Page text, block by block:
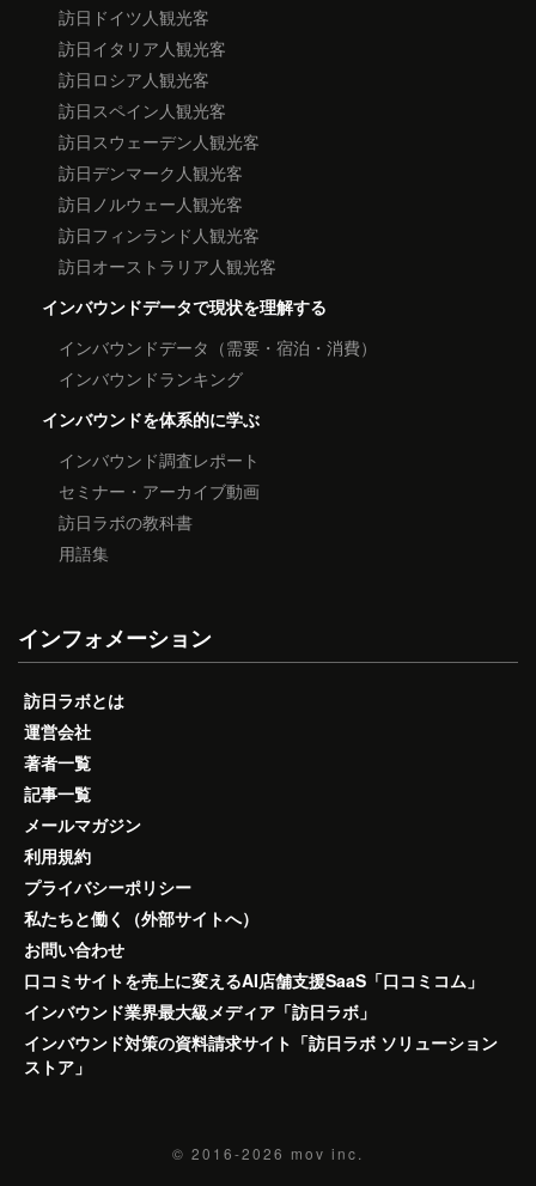
訪日ドイツ人観光客
訪日イタリア人観光客
訪日ロシア人観光客
訪日スペイン人観光客
訪日スウェーデン人観光客
訪日デンマーク人観光客
訪日ノルウェー人観光客
訪日フィンランド人観光客
訪日オーストラリア人観光客
インバウンドデータで現状を理解する
インバウンドデータ（需要・宿泊・消費）
インバウンドランキング
インバウンドを体系的に学ぶ
インバウンド調査レポート
セミナー・アーカイブ動画
訪日ラボの教科書
用語集
インフォメーション
訪日ラボとは
運営会社
著者一覧
記事一覧
メールマガジン
利用規約
プライバシーポリシー
私たちと働く（外部サイトへ）
お問い合わせ
口コミサイトを売上に変えるAI店舗支援SaaS「口コミコム」
インバウンド業界最大級メディア「訪日ラボ」
インバウンド対策の資料請求サイト「訪日ラボ ソリューション
ストア」
© 2016-2026 mov inc.